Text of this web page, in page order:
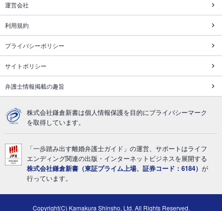
運営会社
利用規約
プライバシーポリシー
サイトポリシー
弁護士情報掲載の趣旨
株式会社鎌倉新書は個人情報保護を目的にプライバシーマーク
を取得しています。
「一歩踏み出す離婚弁護士ガイド」の運営、サポートはライフ
エンディング関連の出版・インターネットビジネスを展開する
株式会社鎌倉新書（東証プライム上場、証券コード：6184） が
行っています。
Copyright(C) Kamakura Shinsho, Ltd. All Rights Reserved.